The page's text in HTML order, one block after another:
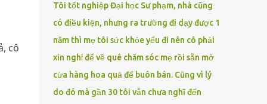
cô
Tôi tốt nghiệp Đại học Sư phạm, nhà cũng
có điều kiện, nhưng ra trường đi dạy được 1
năm thì mẹ tôi sức khỏe yếu đi nên cô phải
xin nghỉ để về quê chăm sóc mẹ rồi sẵn mở
cửa hàng hoa quả để buôn bán. Cũng vì lý
do đó mà gần 30 tôi vẫn chưa nghĩ đến